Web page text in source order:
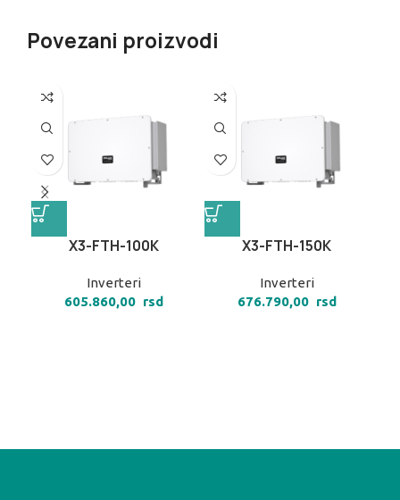
Povezani proizvodi
X3-FTH-100K
Inverteri
605.860,00 rsd
X3-FTH-150K
Inverteri
676.790,00 rsd